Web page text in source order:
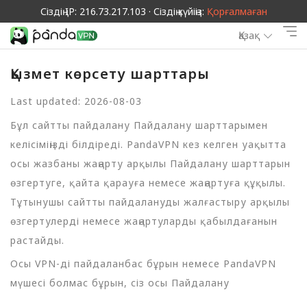
Сіздің IP: 216.73.217.103 · Сіздің күйіңіз: Қорғалмаған
Қазақ
Қызмет көрсету шарттары
Last updated: 2026-08-03
Бұл сайтты пайдалану Пайдалану шарттарымен
келісіміңізді білдіреді. PandaVPN кез келген уақытта
осы жазбаны жаңарту арқылы Пайдалану шарттарын
өзгертуге, қайта қарауға немесе жаңартуға құқылы.
Тұтынушы сайтты пайдалануды жалғастыру арқылы
өзгертулерді немесе жаңартуларды қабылдағанын
растайды.
Осы VPN-ді пайдаланбас бұрын немесе PandaVPN
мүшесі болмас бұрын, сіз осы Пайдалану